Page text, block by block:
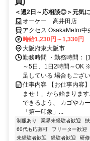
＜週2日～応相談◎＞元気
バランスの良いお仕事！難
オーケー 高井田店
アクセス OsakaMetro中
おさか東線 高井田中央
ータ出入口徒歩約13分
JRおおさか東線「高井
時給1,230円～1,330円
大阪府東大阪市
勤務時間 ・勤務時間：
～5日、1日2時間～OK
足している 場合もござ
仕事内容 【お仕事内容
ませ！」から始まりま
できるよう、 カゴやカ
「第一印象」...
制服あり 業界未経験者歓迎
60代も応募可
フリーター歓迎
未経験者歓迎
経験者歓迎 研